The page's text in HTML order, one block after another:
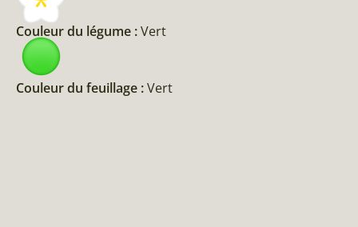
Couleur du légume :Vert
Couleur du feuillage :Vert